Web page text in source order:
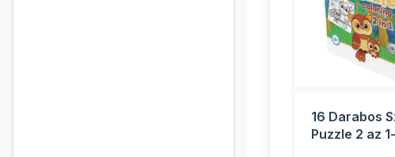
16 Darabos
Puzzle 2 az